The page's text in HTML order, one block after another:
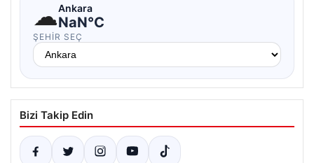
☁Ankara
NaN°C
ŞEHIR SEÇ
Bizi Takip Edin